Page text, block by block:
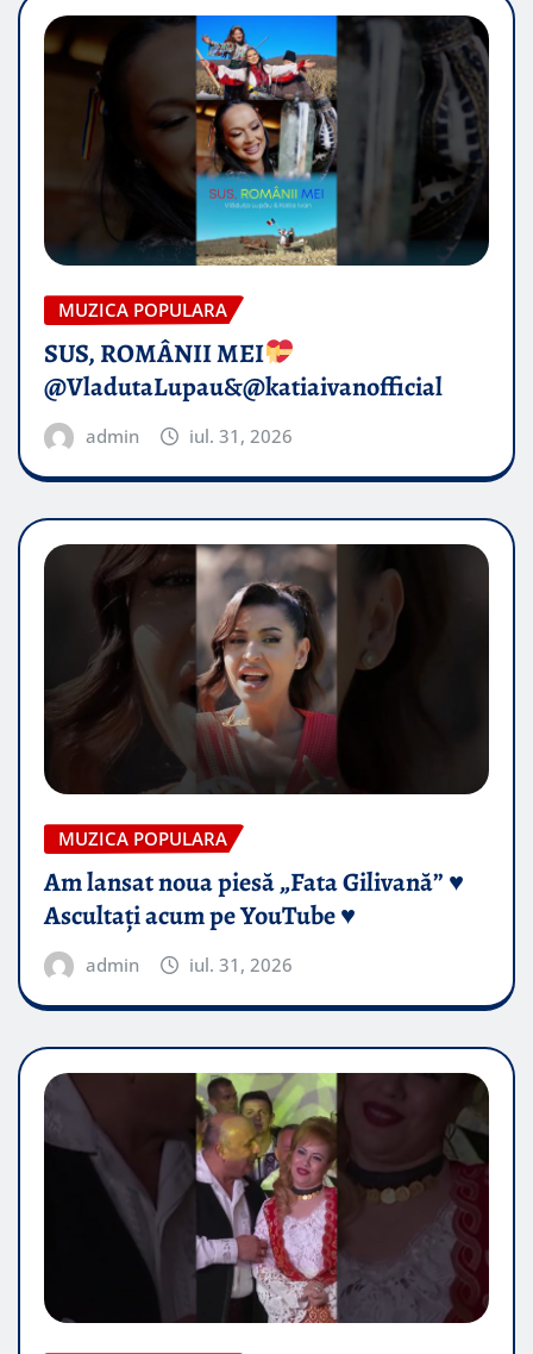
MUZICA POPULARA
SUS, ROMÂNII MEI
@VladutaLupau&@katiaivanofficial
admin iul. 31, 2026
MUZICA POPULARA
Am lansat noua piesă „Fata Gilivană” ♥️
Ascultați acum pe YouTube ♥️
admin iul. 31, 2026